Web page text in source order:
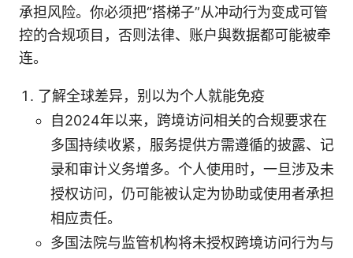
承担风险。你必须把“搭梯子”从冲动行为变成可管
控的合规项目，否则法律、账户與数据都可能被牵
连。
了解全球差异，别以为个人就能免疫
自2024年以来，跨境访问相关的合规要求在
多国持续收紧，服务提供方需遵循的披露、记
录和审计义务增多。个人使用时，一旦涉及未
授权访问，仍可能被认定为协助或使用者承担
相应责任。
多国法院与监管机构将未授权跨境访问行为与